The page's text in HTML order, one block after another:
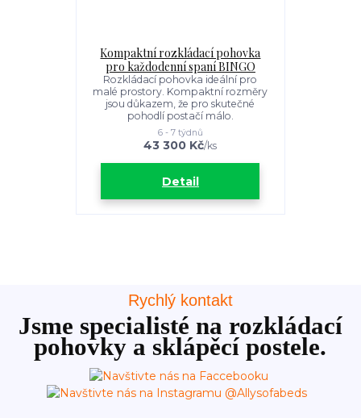
Kompaktní rozkládací pohovka
pro každodenní spaní BINGO
Rozkládací pohovka ideální pro
malé prostory. Kompaktní rozměry
jsou důkazem, že pro skutečné
pohodlí postačí málo.
43 300 Kč/ks
6 - 7 týdnů
Detail
Rychlý kontakt
Jsme specialisté na rozkládací
pohovky a sklápěcí postele.